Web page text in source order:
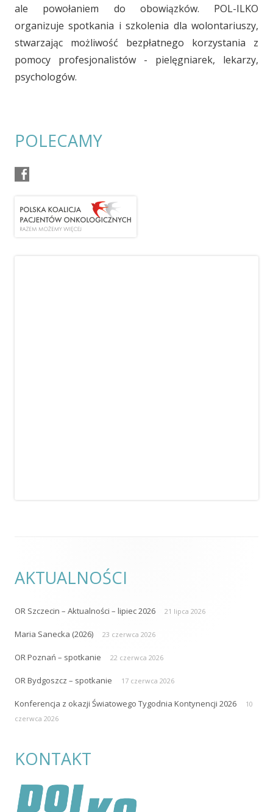
ale powołaniem do obowiązków. POL-ILKO
organizuje spotkania i szkolenia dla wolontariuszy,
stwarzając możliwość bezpłatnego korzystania z
pomocy profesjonalistów - pielęgniarek, lekarzy,
psychologów.
POLECAMY
AKTUALNOŚCI
OR Szczecin – Aktualności – lipiec 2026 21 lipca 2026
Maria Sanecka (2026) 23 czerwca 2026
OR Poznań – spotkanie 22 czerwca 2026
OR Bydgoszcz – spotkanie 17 czerwca 2026
Konferencja z okazji Światowego Tygodnia Kontynencji 2026
10
czerwca 2026
KONTAKT